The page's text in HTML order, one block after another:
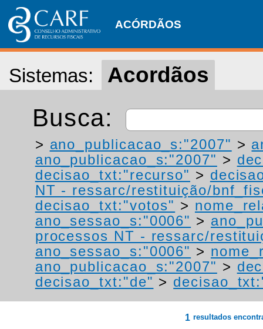
ACÓRDÃOS
Sistemas: Acordãos
Busca:
> ano_publicacao_s:"2007" >
ano_publicacao_s:"2007" >
decisao_txt:"recurso" >
NT - ressarc/restituição/
decisao_txt:"votos" >
ano_sessao_s:"0006" >
processos NT - ressarc/
ano_sessao_s:"0006" >
ano_publicacao_s:"2007" >
decisao_txt:"de" >
1 resultados